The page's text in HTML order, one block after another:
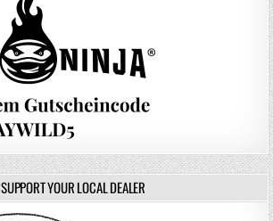
SUPPORT YOUR LOCAL DEALER